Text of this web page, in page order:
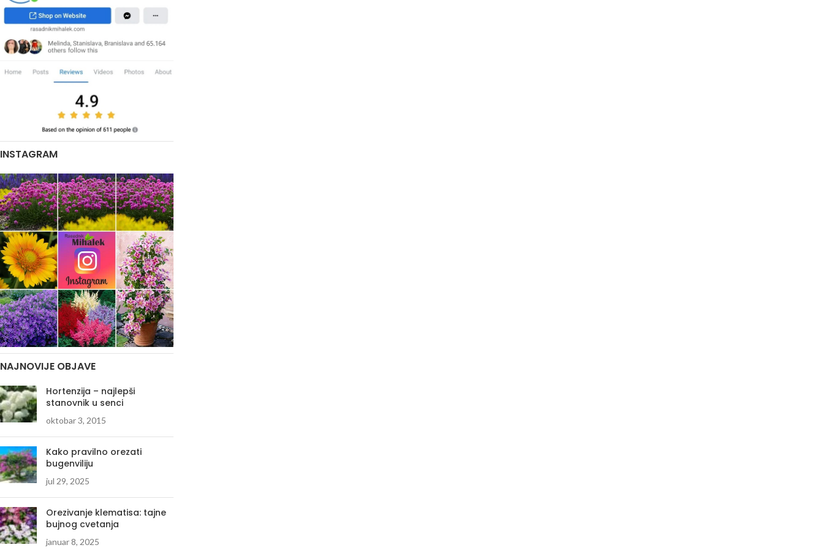
INSTAGRAM
NAJNOVIJE OBJAVE
Hortenzija – najlepši
stanovnik u senci
oktobar 3, 2015
Kako pravilno orezati
bugenviliju
jul 29, 2025
Orezivanje klematisa: tajne
bujnog cvetanja
januar 8, 2025